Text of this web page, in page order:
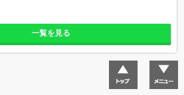
一覧を見る